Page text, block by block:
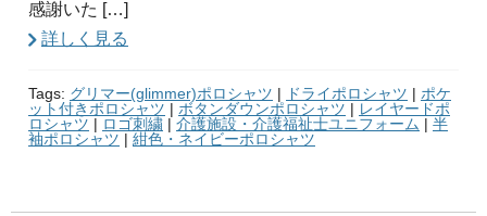
感謝いた […]
詳しく見る
Tags: グリマー(glimmer)ポロシャツ | ドライポロシャツ | ポケ
ット付きポロシャツ | ボタンダウンポロシャツ | レイヤードポ
ロシャツ | ロゴ刺繍 | 介護施設・介護福祉士ユニフォーム | 半
袖ポロシャツ | 紺色・ネイビーポロシャツ